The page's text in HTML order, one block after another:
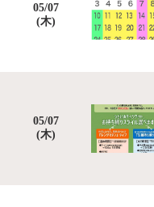
05/07
(木)
05/07
(木)